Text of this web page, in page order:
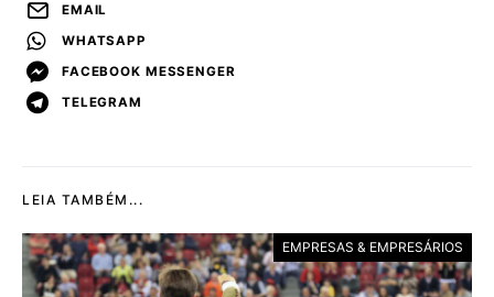
EMAIL
WHATSAPP
FACEBOOK MESSENGER
TELEGRAM
LEIA TAMBÉM...
EMPRESAS & EMPRESÁRIOS